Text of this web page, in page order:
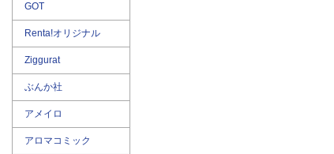
GOT
Renta!オリジナル
Ziggurat
ぶんか社
アメイロ
アロマコミック